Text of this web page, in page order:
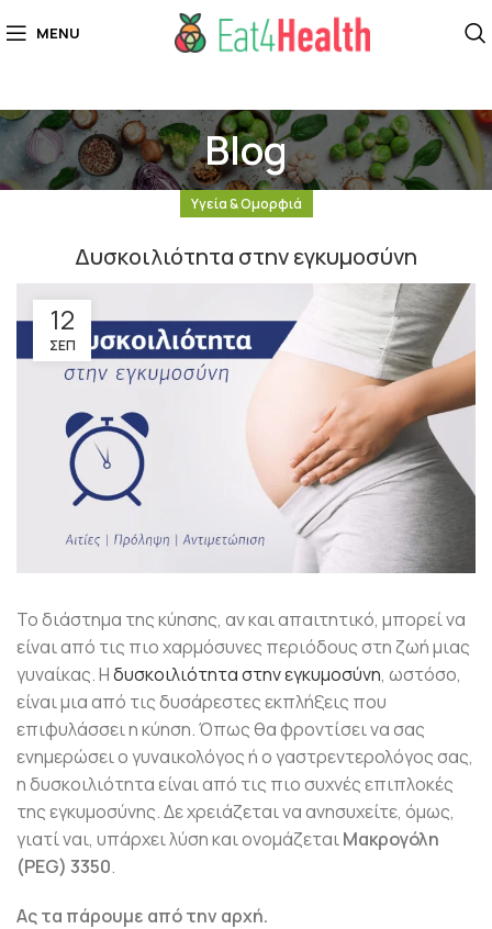
MENU
Blog
Υγεία & Ομορφιά
Δυσκοιλιότητα στην εγκυμοσύνη
12
ΣΕΠ
Το διάστημα της κύησης, αν και απαιτητικό, μπορεί να
είναι από τις πιο χαρμόσυνες περιόδους στη ζωή μιας
γυναίκας. Ηδυσκοιλιότητα στην εγκυμοσύνη, ωστόσο,
είναι μια από τις δυσάρεστες εκπλήξεις που
επιφυλάσσει η κύηση. Όπως θα φροντίσει να σας
ενημερώσει ο γυναικολόγος ή ο γαστρεντερολόγος σας,
η δυσκοιλιότητα είναι από τις πιο συχνές επιπλοκές
της εγκυμοσύνης. Δε χρειάζεται να ανησυχείτε, όμως,
γιατί ναι, υπάρχει λύση και ονομάζεταιΜακρογόλη
(PEG) 3350.
Ας τα πάρουμε από την αρχή.